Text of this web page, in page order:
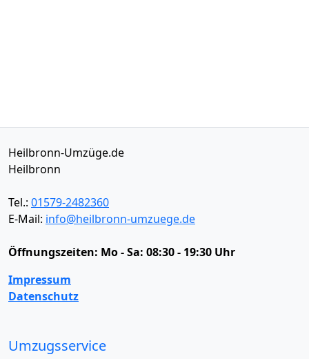
Heilbronn-Umzüge.de
Heilbronn
Tel.: 01579-2482360
E-Mail: info@heilbronn-umzuege.de
Öffnungszeiten: Mo - Sa: 08:30 - 19:30 Uhr
Impressum
Datenschutz
Umzugsservice